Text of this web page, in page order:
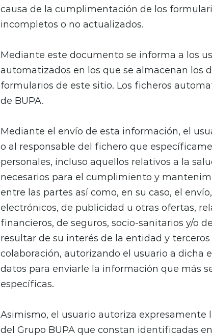
causa de la cumplimentación de los
incompletos o no actualizados.
Mediante este documento se informa a los
automatizados en los que se almacenan los
formularios de este sitio. Los ficheros
de BUPA.
Mediante el envío de esta información, el
o al responsable del fichero que
personales, incluso aquellos relativos a la
necesarios para el cumplimiento y
entre las partes así como, en su caso, el
electrónicos, de publicidad u otras ofertas,
financieros, de seguros, socio-sanitarios y/o
resultar de su interés de la entidad y
colaboración, autorizando el usuario a dicha
datos para enviarle la información que más
específicas.
Asimismo, el usuario autoriza expresamente
del Grupo BUPA que constan identificadas